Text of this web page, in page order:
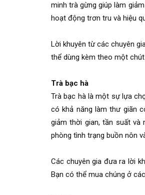
minh trà gừng giúp làm
hoạt động trơn tru và hiệu
Lời khuyên từ các chuyên
thể dùng kèm theo một
Trà bạc hà
Trà bạc hà là một sự lựa
có khả năng làm thư giãn
giảm thời gian, tần suất
phòng tình trạng buồn nôn
Các chuyên gia đưa ra lời
Bạn có thể mua chúng ở